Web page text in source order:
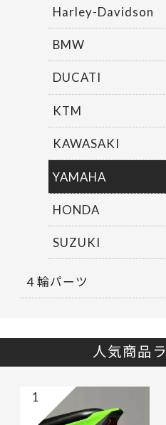
Harley-Davidson
BMW
DUCATI
KTM
KAWASAKI
YAMAHA
HONDA
SUZUKI
４輪パーツ
人気商品
1